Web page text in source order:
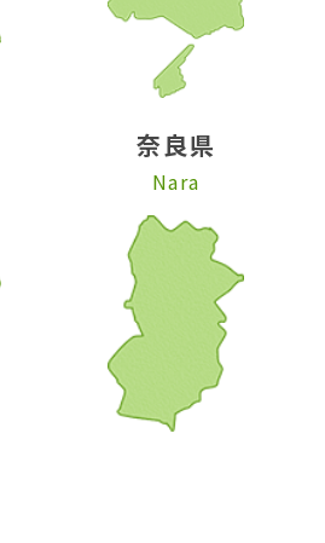
奈良県
Nara